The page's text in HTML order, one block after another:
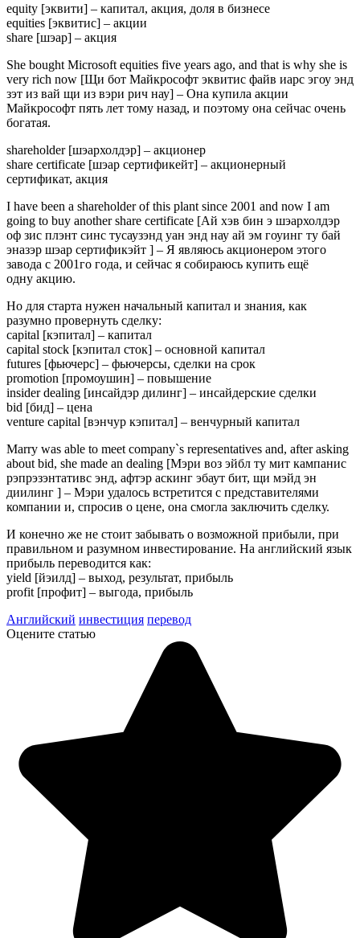
equity [эквити] – капитал, акция, доля в бизнесе
equities [эквитис] – акции
share [шэар] – акция
She bought Microsoft equities five years ago, and that is why she is
very rich now [Щи бот Майкрософт эквитис файв иарс эгоу энд
зэт из вай щи из вэри рич нау] – Она купила акции
Майкрософт пять лет тому назад, и поэтому она сейчас очень
богатая.
shareholder [шэархолдэр] – акционер
share certificate [шэар сертификейт] – акционерный
сертификат, акция
I have been a shareholder of this plant since 2001 and now I am
going to buy another share certificate [Ай хэв бин э шэархолдэр
оф зис плэнт синс тусаузэнд уан энд нау ай эм гоуинг ту бай
эназэр шэар сертификэйт ] – Я являюсь акционером этого
завода с 2001го года, и сейчас я собираюсь купить ещё
одну акцию.
Но для старта нужен начальный капитал и знания, как
разумно провернуть сделку:
capital [кэпитал] – капитал
capital stock [кэпитал сток] – основной капитал
futures [фьючерс] – фьючерсы, сделки на срок
promotion [промоушин] – повышение
insider dealing [инсайдэр дилинг] – инсайдерские сделки
bid [бид] – цена
venture capital [вэнчур кэпитал] – венчурный капитал
Marry was able to meet company`s representatives and, after asking
about bid, she made an dealing [Мэри воз эйбл ту мит кампанис
рэпрэзэнтативс энд, афтэр аскинг эбаут бит, щи мэйд эн
диилинг ] – Мэри удалось встретится с представителями
компании и, спросив о цене, она смогла заключить сделку.
И конечно же не стоит забывать о возможной прибыли, при
правильном и разумном инвестирование. На английский язык
прибыль переводится как:
yield [йэилд] – выход, результат, прибыль
profit [профит] – выгода, прибыль
Английский инвестиция перевод
Оцените статью